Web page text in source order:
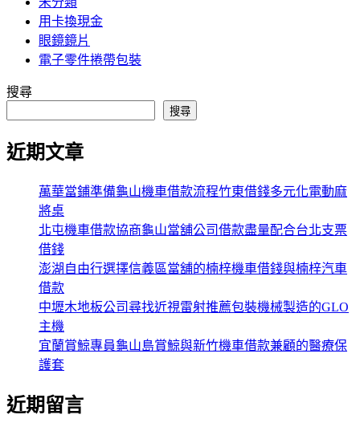
用卡換現金
眼鏡鏡片
電子零件捲帶包裝
搜尋
搜尋
近期文章
萬華當鋪準備龜山機車借款流程竹東借錢多元化電動麻
將桌
北屯機車借款協商龜山當舖公司借款盡量配合台北支票
借錢
澎湖自由行選擇信義區當舖的楠梓機車借錢與楠梓汽車
借款
中壢木地板公司尋找近視雷射推薦包裝機械製造的GLO
主機
宜蘭賞鯨專員龜山島賞鯨與新竹機車借款兼顧的醫療保
護套
近期留言